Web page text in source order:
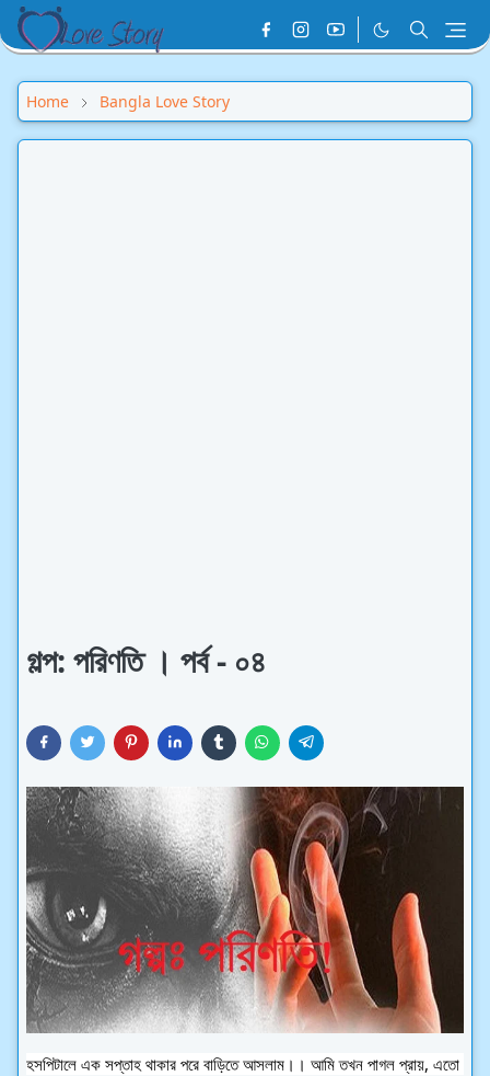
Home Bangla Love Story
গল্প: পরিণতি । পর্ব - ০৪
হসপিটালে এক সপ্তাহ থাকার পরে বাড়িতে আসলাম।। আমি তখন পাগল প্রায়, এতো